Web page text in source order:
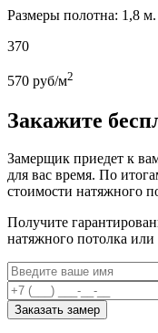
Размеры полотна: 1,8 м.
370
570 руб/м2
Закажите
Замерщик приедет к
для вас время. По
стоимости натяжного
Получите
натяжного потолка
Заказать замер